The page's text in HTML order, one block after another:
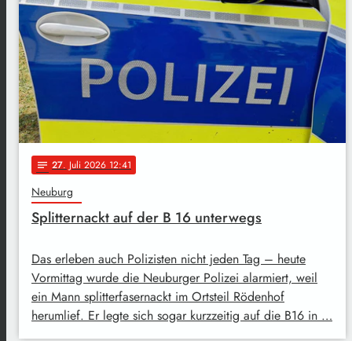
notes 27. Juli 2026 12:41
Neuburg
Splitternackt auf der B 16 unterwegs
Das erleben auch Polizisten nicht jeden Tag – heute
Vormittag wurde die Neuburger Polizei alarmiert, weil
ein Mann splitterfasernackt im Ortsteil Rödenhof
herumlief. Er legte sich sogar kurzzeitig auf die B16 in …